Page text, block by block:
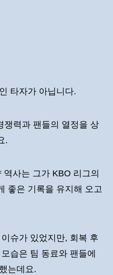
타자가 아닙니다.
쟁력과 팬들의 열정을 상
.
사는 그가 KBO 리그의
좋은 기록을 유지해 오고
슈가 있었지만, 회복 후
습은 팀 동료와 팬들에
는데요.